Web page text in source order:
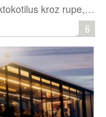
Mužjak je ispružio svoj hektokotilus kroz rupe, locirao ženku, umetnuo ga u njezin plašt, pronašao jajovod i počeo se pariti - sve kroz barijeru
6